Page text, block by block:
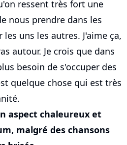
ressent très fort une
nous prendre dans les
uns les autres. J'aime ça,
autour. Je crois que dans
besoin de s'occuper des
quelque chose qui est très
aspect chaleureux et
malgré des chansons